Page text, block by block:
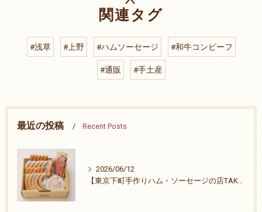
関連タグ
#浅草 #上野 #ハムソーセージ #和牛コンビーフ
#通販 #手土産
最近の投稿 Recent Posts
2026/06/12
【東京下町手作りハム・ソーセージの店TAKE-ZO】祭りも終わりました。